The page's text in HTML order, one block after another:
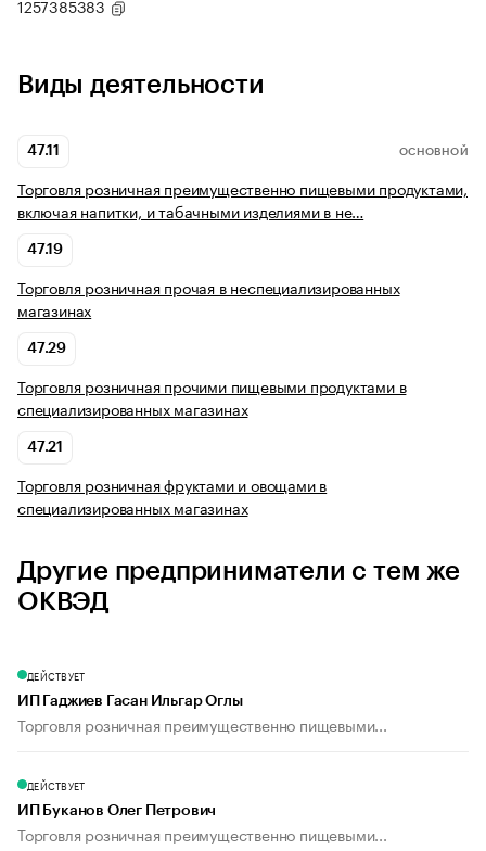
1257385383
Виды деятельности
47.11 ОСНОВНОЙ
Торговля розничная преимущественно пищевыми продуктами,
включая напитки, и табачными изделиями в не…
47.19
Торговля розничная прочая в неспециализированных
магазинах
47.29
Торговля розничная прочими пищевыми продуктами в
специализированных магазинах
47.21
Торговля розничная фруктами и овощами в
специализированных магазинах
Другие предприниматели с тем же
ОКВЭД
ДЕЙСТВУЕТ
ИП Гаджиев Гасан Ильгар Оглы
Торговля розничная преимущественно пищевыми...
ДЕЙСТВУЕТ
ИП Буканов Олег Петрович
Торговля розничная преимущественно пищевыми...